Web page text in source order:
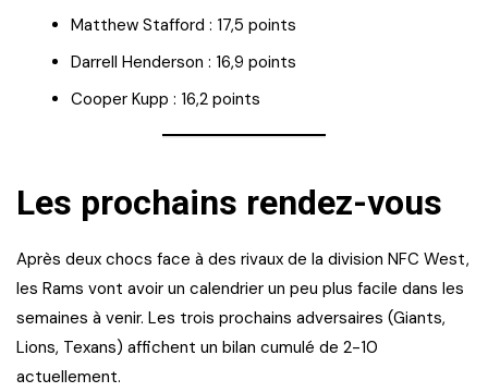
Matthew Stafford : 17,5 points
Darrell Henderson : 16,9 points
Cooper Kupp : 16,2 points
Les prochains rendez-vous
Après deux chocs face à des rivaux de la division NFC West,
les Rams vont avoir un calendrier un peu plus facile dans les
semaines à venir. Les trois prochains adversaires (Giants,
Lions, Texans) affichent un bilan cumulé de 2-10
actuellement.